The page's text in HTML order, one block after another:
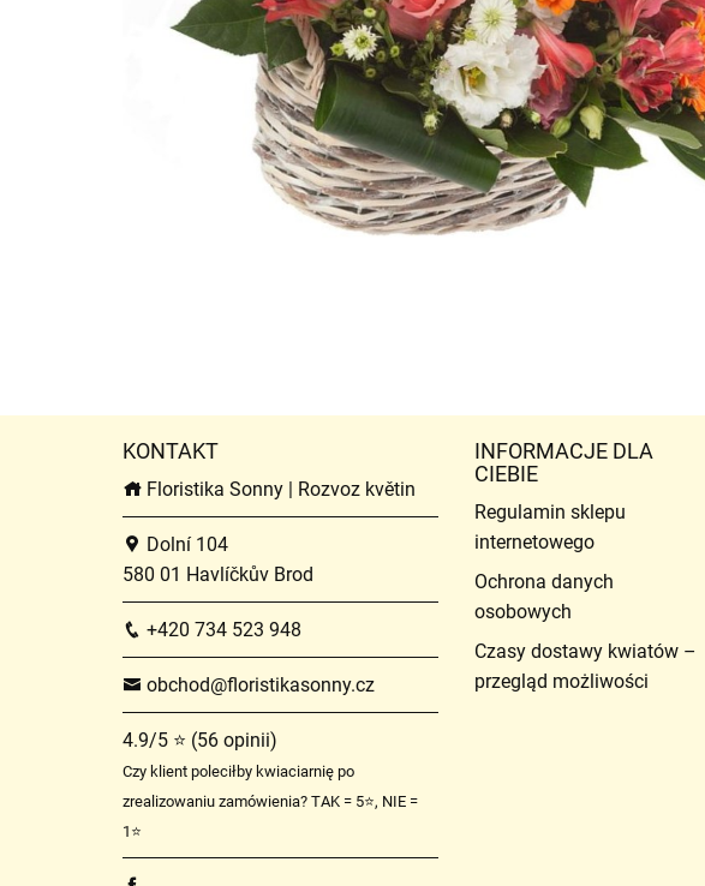
KONTAKT
Floristika Sonny | Rozvoz květin
Dolní 104
580 01 Havlíčkův Brod
+420 734 523 948
obchod@floristikasonny.cz
4.9/5 ⭐ (56 opinii)
Czy klient poleciłby kwiaciarnię po
zrealizowaniu zamówienia? TAK = 5⭐, NIE =
1⭐
INFORMACJE DLA
CIEBIE
Regulamin sklepu
internetowego
Ochrona danych
osobowych
Czasy dostawy kwiatów –
przegląd możliwości